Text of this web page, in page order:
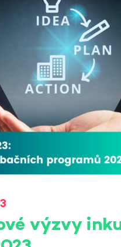
výzvy